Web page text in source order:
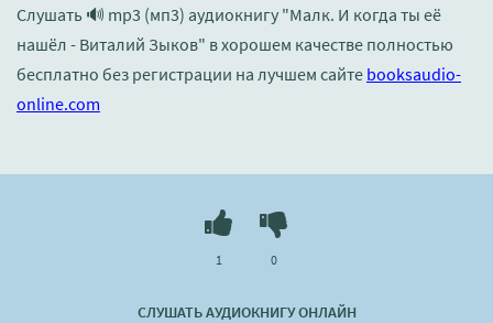
Слушать 🔊 mp3 (мп3) аудиокнигу "Малк. И когда ты её
нашёл - Виталий Зыков" в хорошем качестве полностью
бесплатно без регистрации на лучшем сайте booksaudio-
online.com
СЛУШАТЬ АУДИОКНИГУ ОНЛАЙН
1 0